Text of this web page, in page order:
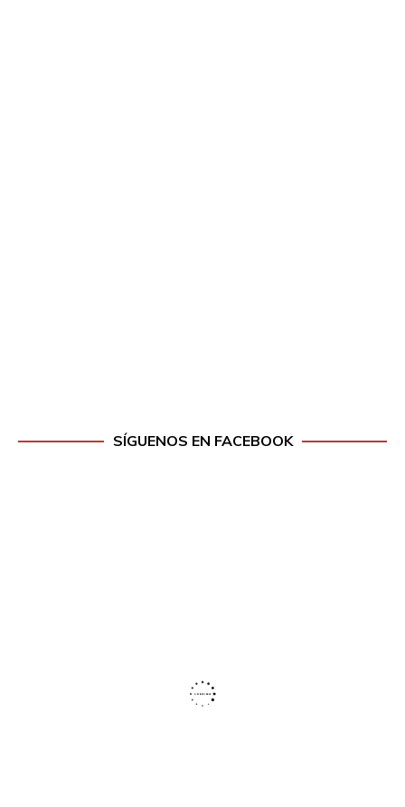
SÍGUENOS EN FACEBOOK